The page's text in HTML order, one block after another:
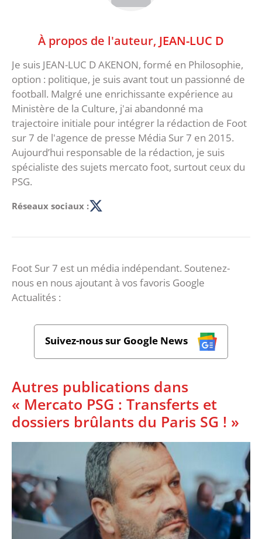
À propos de l'auteur, JEAN-LUC D
Je suis JEAN-LUC D AKENON, formé en Philosophie,
option : politique, je suis avant tout un passionné de
football. Malgré une enrichissante expérience au
Ministère de la Culture, j'ai abandonné ma
trajectoire initiale pour intégrer la rédaction de Foot
sur 7 de l'agence de presse Média Sur 7 en 2015.
Aujourd’hui responsable de la rédaction, je suis
spécialiste des sujets mercato foot, surtout ceux du
PSG.
Réseaux sociaux :
Foot Sur 7 est un média indépendant. Soutenez-
nous en nous ajoutant à vos favoris Google
Actualités :
Suivez-nous sur Google News
Autres publications dans
« Mercato PSG : Transferts et
dossiers brûlants du Paris SG ! »